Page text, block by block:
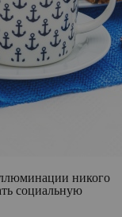
никого
социальную